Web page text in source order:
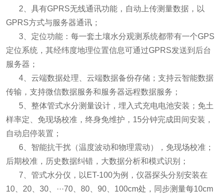
2、具有GPRS无线通讯功能，自动上传测量数据，以
GPRS方式与服务器通讯；
3、定位功能：每一套土壤水分观测系统都带有一个GPS
定位系统，其经纬度地理位置信息可通过GPRS发送到后台
服务器；
4、云端数据处理、云端数据备份存储；支持云智能数据
传输，支持微信数据服务和服务器远程数据服务；
5、整体管式水分测量设计，埋入式充电电池安装；免土
样率定、免现场校准，终身免维护，15分钟完成田间安装，
自动启停装置；
6、智能抗干扰（温度波动和物理震动），免现场校准；
后期校准，历史数据纠错，大数据分析和模式识别；
7、管式水分仪，以ET-100为例，仪器探头分别安装在
10、20、30、···70、80、90、100cm处，同步测量每10cm